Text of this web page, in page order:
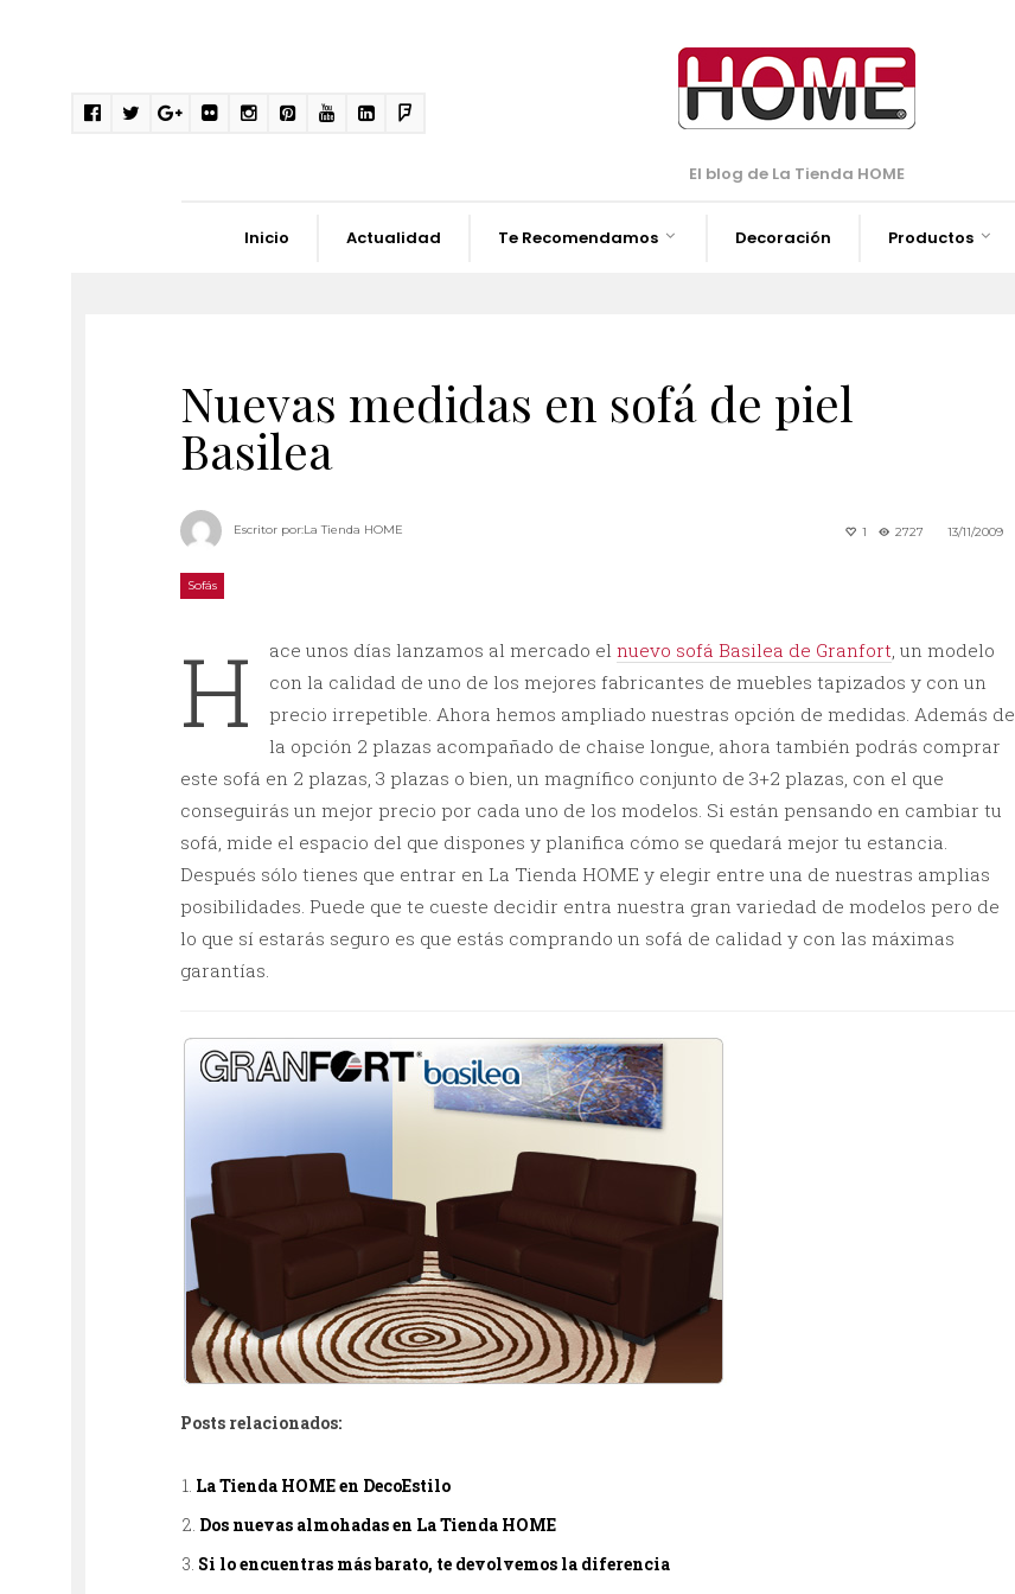
El blog de La Tienda HOME
Inicio Actualidad Te Recomendamos Decoración Productos
Nuevas medidas en sofá de piel
Basilea
13/11/2009
1 2727
Escritor por:La Tienda HOME
Sofás
H ace unos días lanzamos al mercado el nuevo sofá Basilea de Granfort, un modelo
con la calidad de uno de los mejores fabricantes de muebles tapizados y con un
precio irrepetible. Ahora hemos ampliado nuestras opción de medidas. Además de
la opción 2 plazas acompañado de chaise longue, ahora también podrás comprar
este sofá en 2 plazas, 3 plazas o bien, un magnífico conjunto de 3+2 plazas, con el que
conseguirás un mejor precio por cada uno de los modelos. Si están pensando en cambiar tu
sofá, mide el espacio del que dispones y planifica cómo se quedará mejor tu estancia.
Después sólo tienes que entrar en La Tienda HOME y elegir entre una de nuestras amplias
posibilidades. Puede que te cueste decidir entra nuestra gran variedad de modelos pero de
lo que sí estarás seguro es que estás comprando un sofá de calidad y con las máximas
garantías.
Posts relacionados:
La Tienda HOME en DecoEstilo
Dos nuevas almohadas en La Tienda HOME
Si lo encuentras más barato, te devolvemos la diferencia